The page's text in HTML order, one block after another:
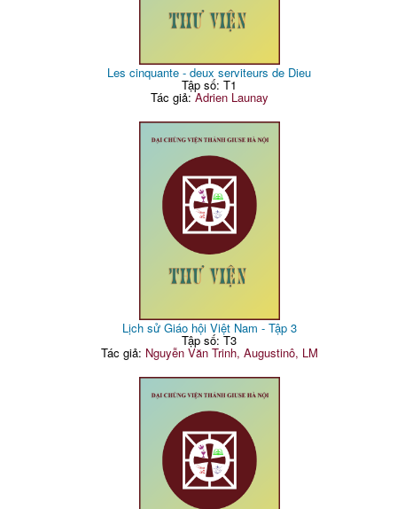
Les cinquante - deux serviteurs de Dieu
Tập số: T1
Tác giả:Adrien Launay
Lịch sử Giáo hội Việt Nam - Tập 3
Tập số: T3
Tác giả: Nguyễn Văn Trinh, Augustinô, LM